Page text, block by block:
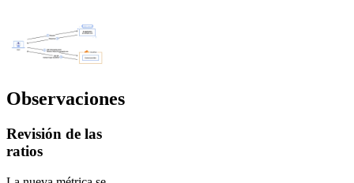
Observaciones
Revisión de las
ratios